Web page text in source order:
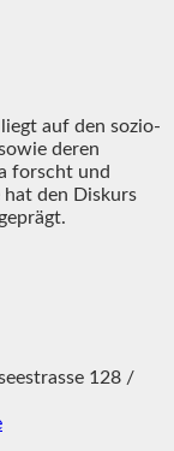
auf den sozio-
deren
forscht und
hat den Diskurs
128 /